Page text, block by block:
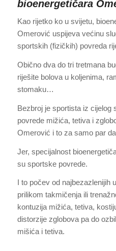
bioenergetičara
Kao rijetko ko u svijetu,
Omerović uspijeva većinu
sportskih (fizičkih) povreda
Obično dva do tri tretmana
riješite bolova u koljenima,
stomaku…
Bezbroj je sportista iz cijelog
povrede mižića, tetiva i
Omerović i to za samo par
Jer, specijalnost
su sportske povrede.
I to počev od najbezazlenijih
prilikom takmičenja ili
kontuzija mižića, tetiva,
distorzije zglobova pa do
mišića i tetiva.